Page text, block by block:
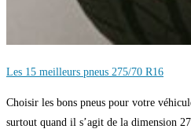
Les 15 meilleurs pneus 275/70 R16
Choisir les bons pneus pour votre
surtout quand il s’agit de la dimension